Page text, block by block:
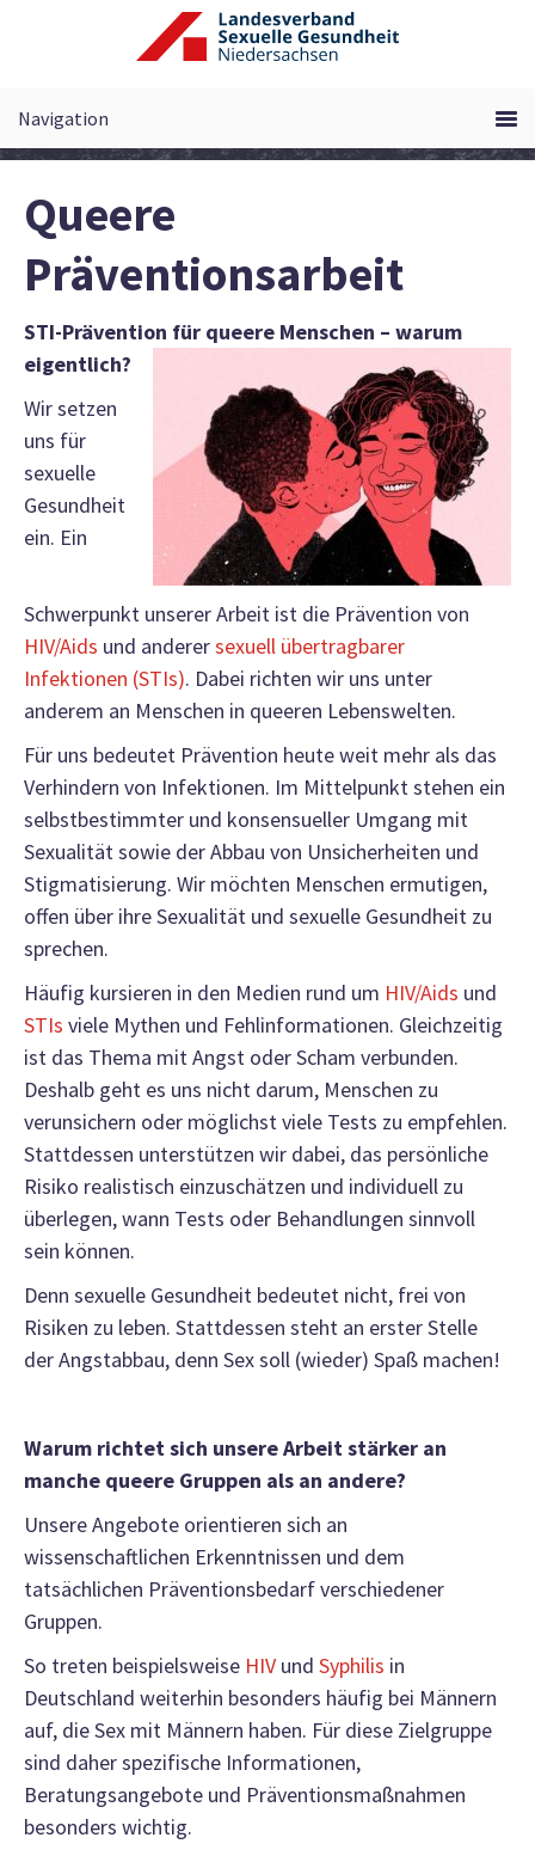
Queere
Präventionsarbeit
STI-Prävention für queere Menschen – warum
eigentlich?
Wir setzen
uns für
sexuelle
Gesundheit
ein. Ein
Schwerpunkt unserer Arbeit ist die Prävention von
HIV/Aids und anderersexuell übertragbarer
Infektionen (STIs). Dabei richten wir uns unter
anderem an Menschen in queeren Lebenswelten.
Für uns bedeutet Prävention heute weit mehr als das
Verhindern von Infektionen. Im Mittelpunkt stehen ein
selbstbestimmter und konsensueller Umgang mit
Sexualität sowie der Abbau von Unsicherheiten und
Stigmatisierung. Wir möchten Menschen ermutigen,
offen über ihre Sexualität und sexuelle Gesundheit zu
sprechen.
Häufig kursieren in den Medien rund um HIV/Aids und
STIs viele Mythen und Fehlinformationen. Gleichzeitig
ist das Thema mit Angst oder Scham verbunden.
Deshalb geht es uns nicht darum, Menschen zu
verunsichern oder möglichst viele Tests zu empfehlen.
Stattdessen unterstützen wir dabei, das persönliche
Risiko realistisch einzuschätzen und individuell zu
überlegen, wann Tests oder Behandlungen sinnvoll
sein können.
Denn sexuelle Gesundheit bedeutet nicht, frei von
Risiken zu leben. Stattdessen steht an erster Stelle
der Angstabbau, denn Sex soll (wieder) Spaß machen!
Warum richtet sich unsere Arbeit stärker an
manche queere Gruppen als an andere?
Unsere Angebote orientieren sich an
wissenschaftlichen Erkenntnissen und dem
tatsächlichen Präventionsbedarf verschiedener
Gruppen.
So treten beispielsweise HIVund Syphilis in
Deutschland weiterhin besonders häufig bei Männern
auf, die Sex mit Männern haben. Für diese Zielgruppe
sind daher spezifische Informationen,
Beratungsangebote und Präventionsmaßnahmen
besonders wichtig.